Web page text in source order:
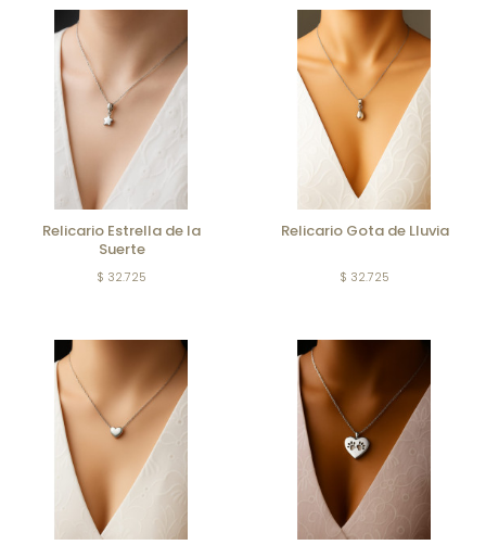
Relicario Estrella de la
Suerte
$ 32.725
Relicario Gota de Lluvia
$ 32.725